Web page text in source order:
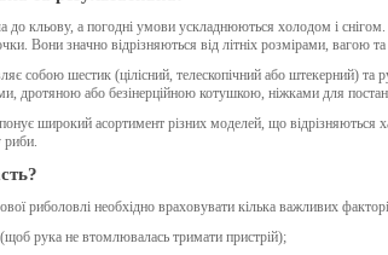
до кльову, а погодні умови ускладнюються холодом і
Вони значно відрізняються від літніх розмірами, вагою
собою шестик (цілісний, телескопічний або штекерний)
дротяною або безінерційною котушкою, ніжками для
широкий асортимент різних моделей, що
риби.
риболовлі необхідно враховувати кілька важливих
рука не втомлювалась тримати пристрій);